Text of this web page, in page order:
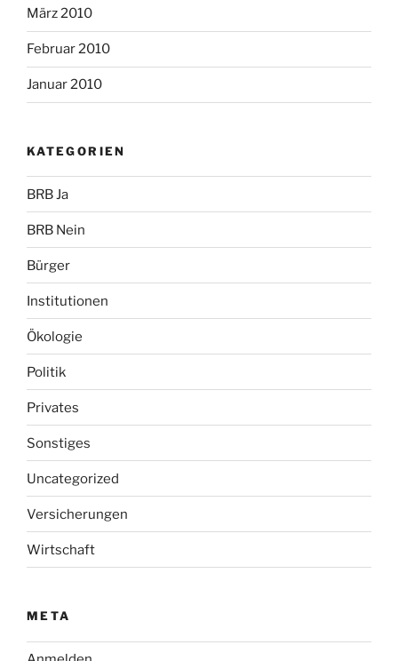
März 2010
Februar 2010
Januar 2010
KATEGORIEN
BRB Ja
BRB Nein
Bürger
Institutionen
Ökologie
Politik
Privates
Sonstiges
Uncategorized
Versicherungen
Wirtschaft
META